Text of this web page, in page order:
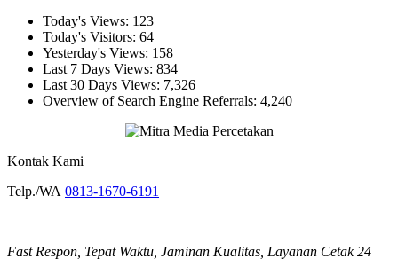
Today's Views: 123
Today's Visitors: 64
Yesterday's Views: 158
Last 7 Days Views: 834
Last 30 Days Views: 7,326
Overview of Search Engine Referrals: 4,240
Kontak Kami
Telp./WA 0813-1670-6191
Fast Respon, Tepat Waktu, Jaminan Kualitas, Layanan Cetak 24